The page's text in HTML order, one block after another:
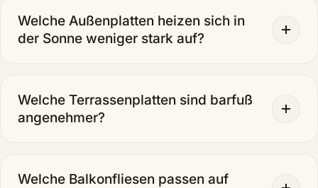
Welche Außenplatten heizen sich in
der Sonne weniger stark auf?
Welche Terrassenplatten sind barfuß
angenehmer?
Welche Balkonfliesen passen auf